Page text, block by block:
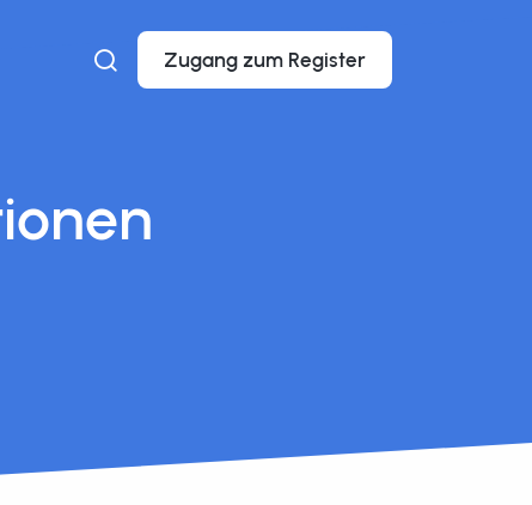
Zugang zum Register